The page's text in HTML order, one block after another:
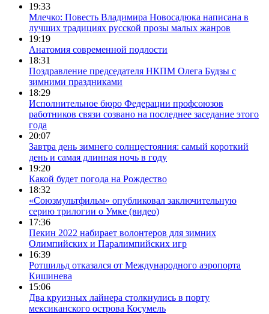
19:33
Млечко: Повесть Владимира Новосадюка написана в
лучших традициях русской прозы малых жанров
19:19
Анатомия современной подлости
18:31
Поздравление председателя НКПМ Олега Будзы с
зимними праздниками
18:29
Исполнительное бюро Федерации профсоюзов
работников связи созвано на последнее заседание этого
года
20:07
Завтра день зимнего солнцестояния: самый короткий
день и самая длинная ночь в году
19:20
Какой будет погода на Рождество
18:32
«Союзмультфильм» опубликовал заключительную
серию трилогии о Умке (видео)
17:36
Пекин 2022 набирает волонтеров для зимних
Олимпийских и Паралимпийских игр
16:39
Ротшильд отказался от Международного аэропорта
Кишинева
15:06
Два круизных лайнера столкнулись в порту
мексиканского острова Косумель